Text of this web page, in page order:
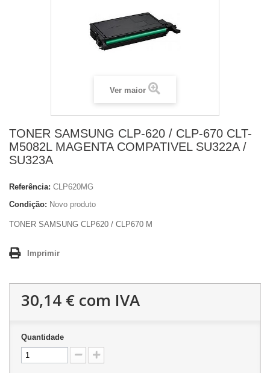
Ver maior
TONER SAMSUNG CLP-620 / CLP-670 CLT-
M5082L MAGENTA COMPATIVEL SU322A /
SU323A
Referência: CLP620MG
Condição: Novo produto
TONER SAMSUNG CLP620 / CLP670 M
Imprimir
30,14 € com IVA
Quantidade